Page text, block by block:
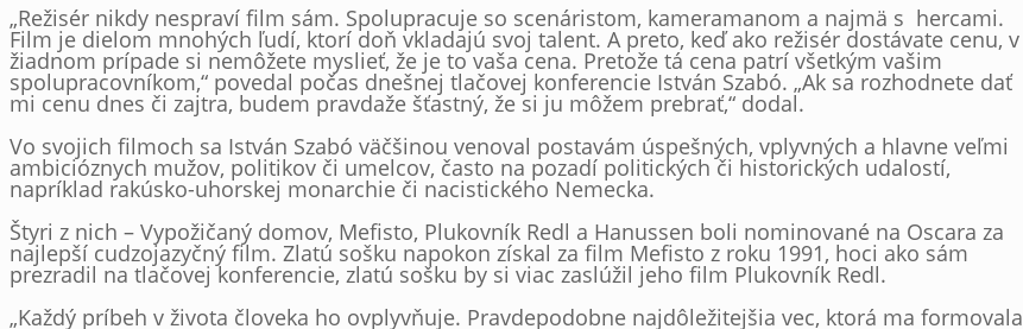
„Režisér nikdy nespraví film sám. Spolupracuje so scenáristom, kameramanom a najmä s hercami.
Film je dielom mnohých ľudí, ktorí doň vkladajú svoj talent. A preto, keď ako režisér dostávate cenu, v
žiadnom prípade si nemôžete myslieť, že je to vaša cena. Pretože tá cena patrí všetkým vašim
spolupracovníkom,“ povedal počas dnešnej tlačovej konferencie István Szabó. „Ak sa rozhodnete dať
mi cenu dnes či zajtra, budem pravdaže šťastný, že si ju môžem prebrať,“ dodal.
Vo svojich filmoch sa István Szabó väčšinou venoval postavám úspešných, vplyvných a hlavne veľmi
ambicióznych mužov, politikov či umelcov, často na pozadí politických či historických udalostí,
napríklad rakúsko-uhorskej monarchie či nacistického Nemecka.
Štyri z nich – Vypožičaný domov, Mefisto, Plukovník Redl a Hanussen boli nominované na Oscara za
najlepší cudzojazyčný film. Zlatú sošku napokon získal za film Mefisto z roku 1991, hoci ako sám
prezradil na tlačovej konferencie, zlatú sošku by si viac zaslúžil jeho film Plukovník Redl.
„Každý príbeh v života človeka ho ovplyvňuje. Pravdepodobne najdôležitejšia vec, ktorá ma formovala